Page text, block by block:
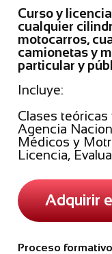
Curso y
cualquier
motocarros,
camionetas y
particular y
Incluye:
Clases
Agencia
Médicos y
Licencia,
Adquirir
Proceso